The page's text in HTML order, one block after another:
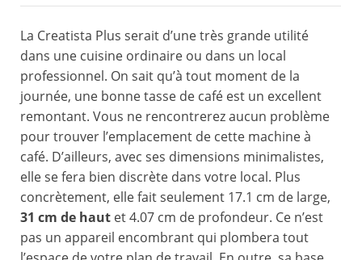
La Creatista Plus serait d’une très grande utilité
dans une cuisine ordinaire ou dans un local
professionnel. On sait qu’à tout moment de la
journée, une bonne tasse de café est un excellent
remontant. Vous ne rencontrerez aucun problème
pour trouver l’emplacement de cette machine à
café. D’ailleurs, avec ses dimensions minimalistes,
elle se fera bien discrète dans votre local. Plus
concrètement, elle fait seulement 17.1 cm de large,
31 cm de haut et 4.07 cm de profondeur. Ce n’est
pas un appareil encombrant qui plombera tout